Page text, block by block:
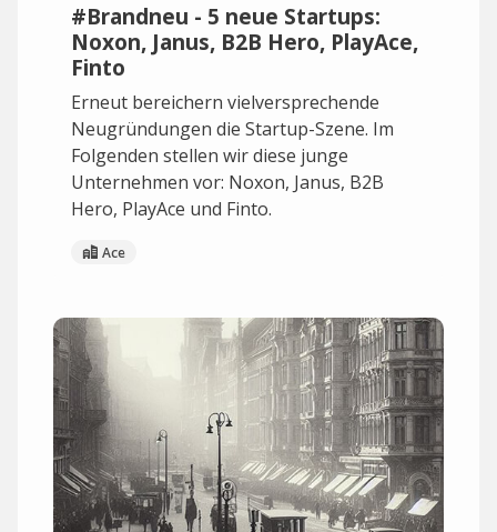
#Brandneu - 5 neue Startups:
Noxon, Janus, B2B Hero, PlayAce,
Finto
Erneut bereichern vielversprechende
Neugründungen die Startup-Szene. Im
Folgenden stellen wir diese junge
Unternehmen vor: Noxon, Janus, B2B
Hero, PlayAce und Finto.
Ace